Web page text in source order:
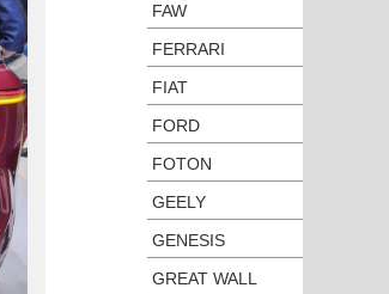
FAW
FERRARI
FIAT
FORD
FOTON
GEELY
GENESIS
GREAT WALL